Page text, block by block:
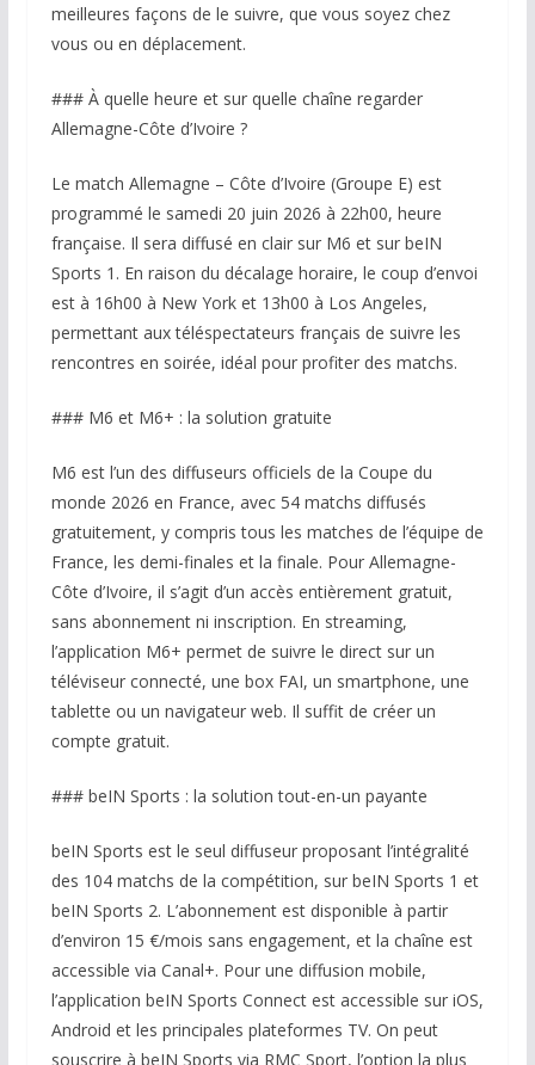
meilleures façons de le suivre, que vous soyez chez
vous ou en déplacement.
### À quelle heure et sur quelle chaîne regarder
Allemagne-Côte d’Ivoire ?
Le match Allemagne – Côte d’Ivoire (Groupe E) est
programmé le samedi 20 juin 2026 à 22h00, heure
française. Il sera diffusé en clair sur M6 et sur beIN
Sports 1. En raison du décalage horaire, le coup d’envoi
est à 16h00 à New York et 13h00 à Los Angeles,
permettant aux téléspectateurs français de suivre les
rencontres en soirée, idéal pour profiter des matchs.
### M6 et M6+ : la solution gratuite
M6 est l’un des diffuseurs officiels de la Coupe du
monde 2026 en France, avec 54 matchs diffusés
gratuitement, y compris tous les matches de l’équipe de
France, les demi-finales et la finale. Pour Allemagne-
Côte d’Ivoire, il s’agit d’un accès entièrement gratuit,
sans abonnement ni inscription. En streaming,
l’application M6+ permet de suivre le direct sur un
téléviseur connecté, une box FAI, un smartphone, une
tablette ou un navigateur web. Il suffit de créer un
compte gratuit.
### beIN Sports : la solution tout-en-un payante
beIN Sports est le seul diffuseur proposant l’intégralité
des 104 matchs de la compétition, sur beIN Sports 1 et
beIN Sports 2. L’abonnement est disponible à partir
d’environ 15 €/mois sans engagement, et la chaîne est
accessible via Canal+. Pour une diffusion mobile,
l’application beIN Sports Connect est accessible sur iOS,
Android et les principales plateformes TV. On peut
souscrire à beIN Sports via RMC Sport, l’option la plus